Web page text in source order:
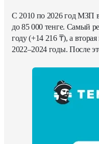
С 2010 по 2026 год МЗП
до 85 000 тенге. Самый
году (+14 216 ₸), а
2022–2024 годы. После